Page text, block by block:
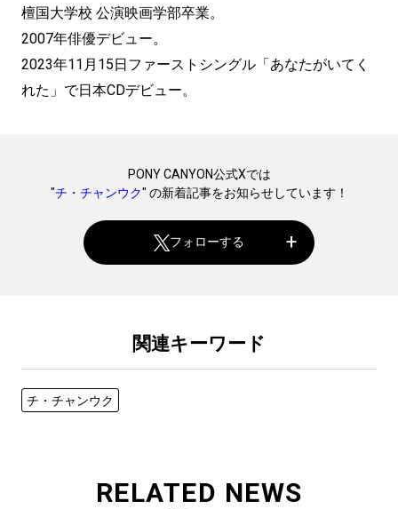
檀国大学校 公演映画学部卒業。
2007年俳優デビュー。
2023年11月15日ファーストシングル「あなたがいてく
れた」で日本CDデビュー。
PONY CANYON公式Xでは
"チ・チャンウク" の新着記事をお知らせしています！
フォローする
関連キーワード
チ・チャンウク
RELATED NEWS